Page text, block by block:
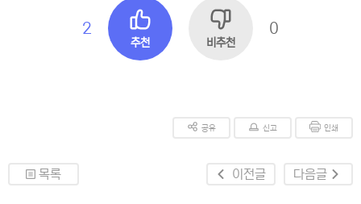
2
추천 비추천
0
공유 신고 인쇄
목록 이전글 다음글